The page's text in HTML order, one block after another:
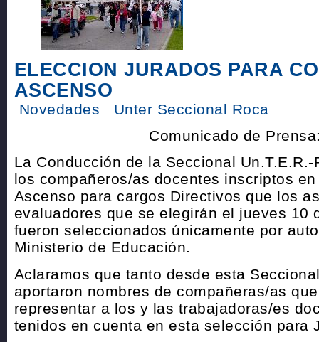
ELECCION JURADOS PARA
ASCENSO
Novedades
Unter Seccional Roca
Comunicado de
La Conducción de la Seccional
los compañeros/as docentes inscriptos
Ascenso para cargos Directivos que los
evaluadores que se elegirán el jueves 10
fueron seleccionados únicamente por
Ministerio de Educación.
Aclaramos que tanto desde esta
aportaron nombres de compañeras/as
representar a los y las trabajadoras/es
tenidos en cuenta en esta selección para